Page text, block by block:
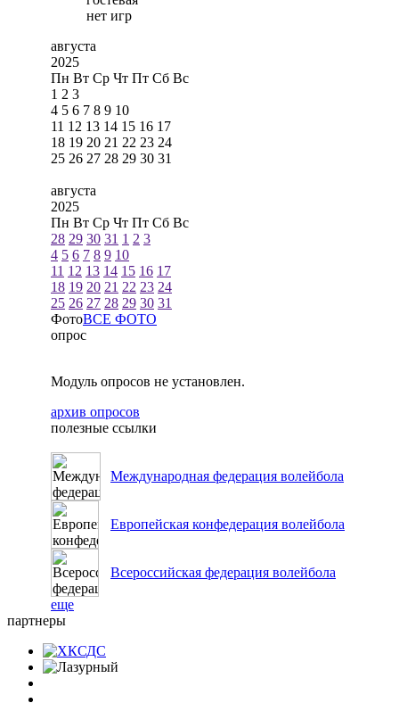
нет игр
августа
2025
Пн Вт Ср Чт Пт Сб Вс
1 2 3
4 5 6 7 8 9 10
11 12 13 14 15 16 17
18 19 20 21 22 23 24
25 26 27 28 29 30 31
августа
2025
Пн Вт Ср Чт Пт Сб Вс
28 29 30 31 1 2 3
4 5 6 7 8 9 10
11 12 13 14 15 16 17
18 19 20 21 22 23 24
25 26 27 28 29 30 31
ФотоВСЕ ФОТО
опрос
Модуль опросов не установлен.
архив опросов
полезные ссылки
Международная федерация волейбола
Европейская конфедерация волейбола
Всероссийская федерация волейбола
еще
партнеры